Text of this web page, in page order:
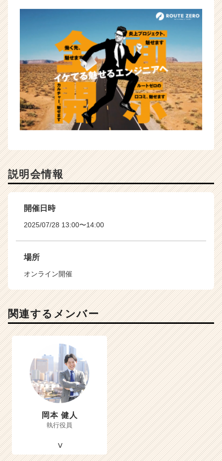
説明会情報
開催日時
2025/07/28 13:00〜14:00
場所
オンライン開催
関連するメンバー
岡本 健人
執行役員